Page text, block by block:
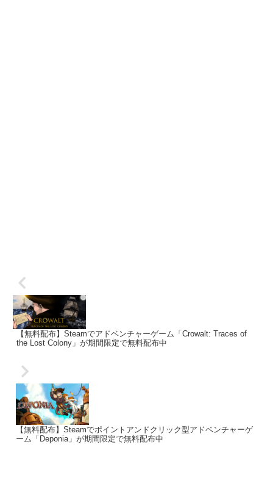
【無料配布】Steamでアドベンチャーゲーム「Crowalt: Traces of
the Lost Colony」が期間限定で無料配布中
【無料配布】Steamでポイントアンドクリック型アドベンチャーゲ
ーム「Deponia」が期間限定で無料配布中